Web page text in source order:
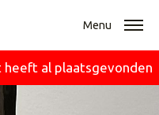
Menu
al plaatsgevonden